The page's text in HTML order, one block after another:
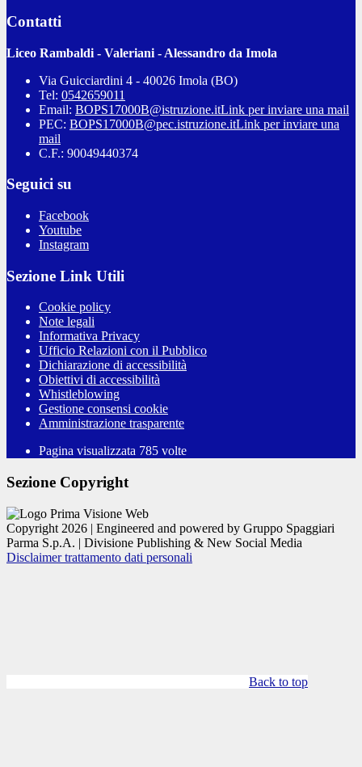
Contatti
Liceo Rambaldi - Valeriani - Alessandro da Imola
Via Guicciardini 4 - 40026 Imola (BO)
Tel: 0542659011
Email: BOPS17000B@istruzione.itLink per inviare una mail
PEC: BOPS17000B@pec.istruzione.itLink per inviare una
mail
C.F.: 90049440374
Seguici su
Facebook
Youtube
Instagram
Sezione Link Utili
Cookie policy
Note legali
Informativa Privacy
Ufficio Relazioni con il Pubblico
Dichiarazione di accessibilità
Obiettivi di accessibilità
Whistleblowing
Gestione consensi cookie
Amministrazione trasparente
Pagina visualizzata 785 volte
Sezione Copyright
Copyright 2026 | Engineered and powered by Gruppo Spaggiari
Parma S.p.A. | Divisione Publishing & New Social Media
Disclaimer trattamento dati personali
Back to top